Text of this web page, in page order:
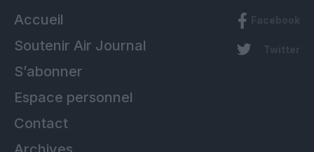
Accueil
Soutenir Air Journal
S’abonner
Espace personnel
Contact